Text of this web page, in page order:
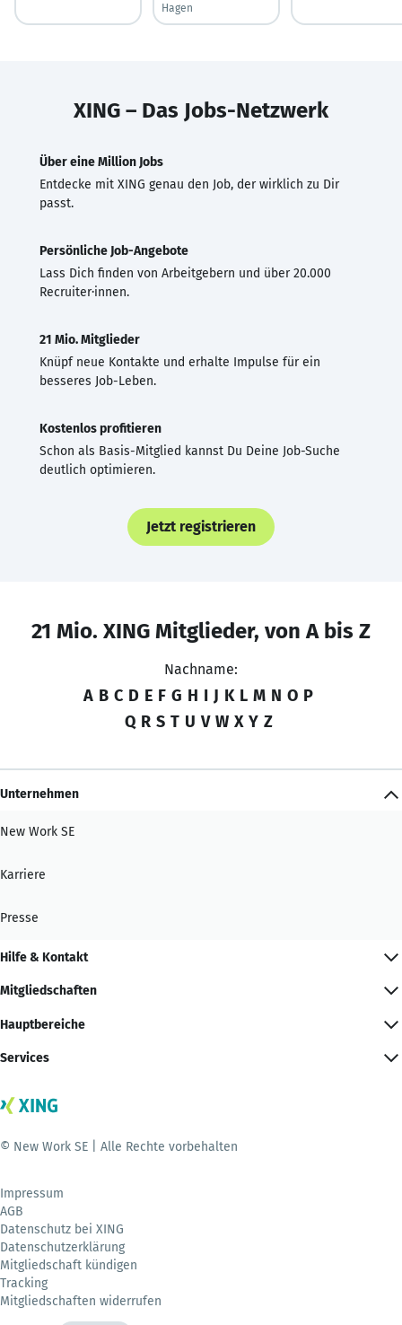
Hagen
XING – Das Jobs-Netzwerk
Über eine Million Jobs
Entdecke mit XING genau den Job, der wirklich zu Dir
passt.
Persönliche Job-Angebote
Lass Dich finden von Arbeitgebern und über 20.000
Recruiter·innen.
21 Mio. Mitglieder
Knüpf neue Kontakte und erhalte Impulse für ein
besseres Job-Leben.
Kostenlos profitieren
Schon als Basis-Mitglied kannst Du Deine Job-Suche
deutlich optimieren.
Jetzt registrieren
21 Mio. XING Mitglieder, von A bis Z
Nachname:
A B C D E F G H I J K L M N O P
Q R S T U V W X Y Z
Unternehmen
New Work SE
Karriere
Presse
Hilfe & Kontakt
Mitgliedschaften
Hauptbereiche
Services
© New Work SE | Alle Rechte vorbehalten
Impressum
AGB
Datenschutz bei XING
Datenschutzerklärung
Mitgliedschaft kündigen
Tracking
Mitgliedschaften widerrufen